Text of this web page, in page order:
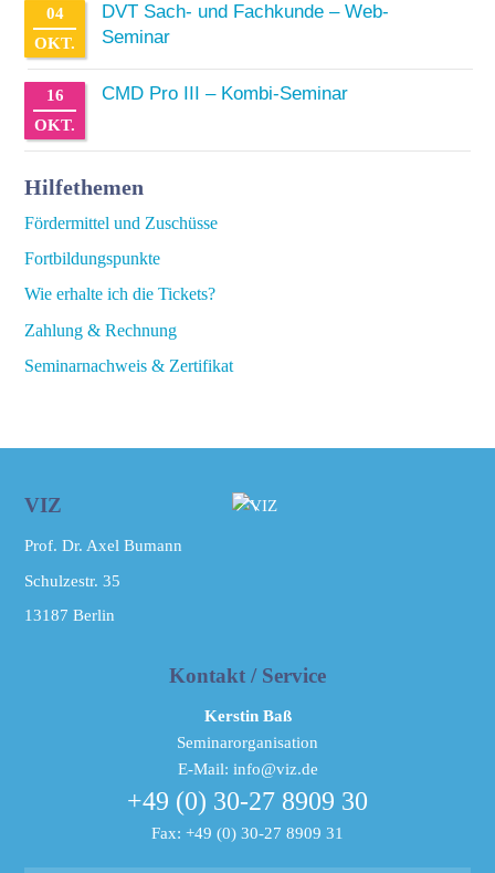
04
OKT.
DVT Sach- und Fachkunde – Web-
Seminar
16
OKT.
CMD Pro III – Kombi-Seminar
Hilfethemen
Fördermittel und Zuschüsse
Fortbildungspunkte
Wie erhalte ich die Tickets?
Zahlung & Rechnung
Seminarnachweis & Zertifikat
Back
VIZ
Prof. Dr. Axel Bumann
Schulzestr. 35
13187 Berlin
Kontakt / Service
Kerstin Baß
Seminarorganisation
E-Mail: info@viz.de
+49 (0) 30-27 8909 30
Fax: +49 (0) 30-27 8909 31